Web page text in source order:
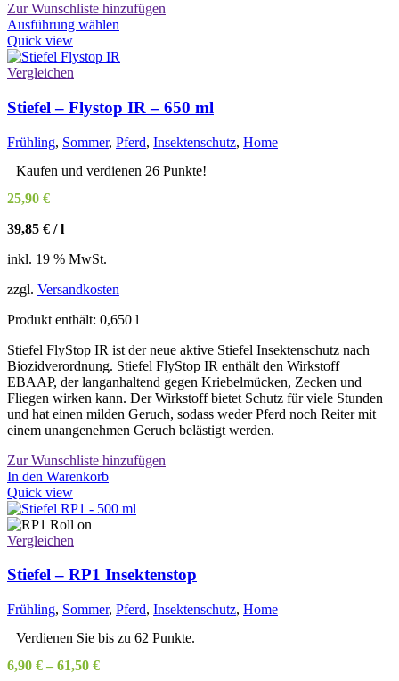
Zur Wunschliste hinzufügen
Ausführung wählen
auf.
Die
Optionen
können
auf
Quick view
Vergleichen
Stiefel – Flystop IR – 650 ml
Frühling, Sommer, Pferd, Insektenschutz, Home
Kaufen und verdienen 26 Punkte!
25,90 €
39,85 € /l
inkl. 19 % MwSt.
zzgl. Versandkosten
Produkt enthält: 0,650 l
Stiefel FlyStop IR ist der neue aktive Stiefel Insektenschutz nach
Biozidverordnung. Stiefel FlyStop IR enthält den Wirkstoff
EBAAP, der langanhaltend gegen Kriebelmücken, Zecken und
Fliegen wirken kann. Der Wirkstoff bietet Schutz für viele Stunden
und hat einen milden Geruch, sodass weder Pferd noch Reiter mit
einem unangenehmen Geruch belästigt werden.
Zur Wunschliste hinzufügen
In den Warenkorb
Quick view
Vergleichen
Stiefel – RP1 Insektenstop
Frühling, Sommer, Pferd, Insektenschutz, Home
Verdienen Sie bis zu 62 Punkte.
6,90 € – 61,50 €